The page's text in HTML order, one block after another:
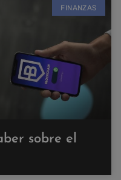
FINANZAS
sobre el